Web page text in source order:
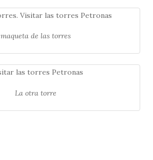
maqueta de las torres
La otra torre